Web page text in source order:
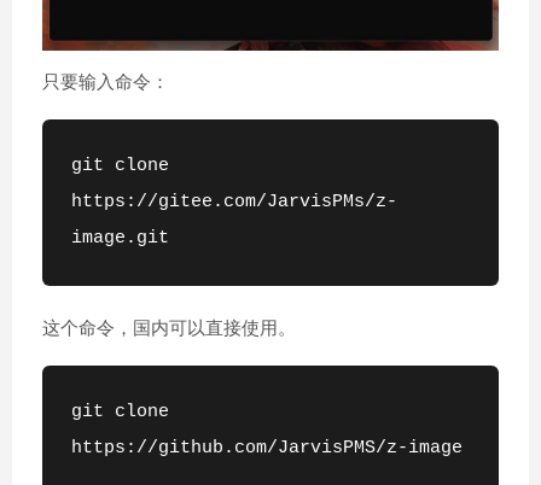
只要输入命令：
git clone
https://gitee.com/JarvisPMs/z-
image.git
这个命令，国内可以直接使用。
git clone
https://github.com/JarvisPMS/z-image